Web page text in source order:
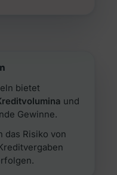
bietet
und
Gewinne.
das Risiko von